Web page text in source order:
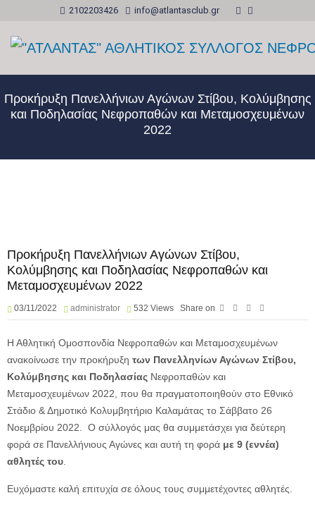
2102203426 info@atlantasclub.gr
Προκήρυξη Πανελλήνιων Αγώνων Στίβου, Κολύμβησης
και Ποδηλασίας Νεφροπαθών και Μεταμοσχευμένων
2022
Προκήρυξη Πανελλήνιων Αγώνων Στίβου,
Κολύμβησης και Ποδηλασίας Νεφροπαθών και
Μεταμοσχευμένων 2022
03/11/2022 administrator 532 Views Share on
Η Αθλητική Ομοσπονδία Νεφροπαθών και Μεταμοσχευμένων
ανακοίνωσε την προκήρυξη των Πανελληνίων Αγώνων Στίβου,
Κολύμβησης και Ποδηλασίας Νεφροπαθών και
Μεταμοσχευμένων 2022, που θα πραγματοποιηθούν στο Εθνικό
Στάδιο & Δημοτικό Κολυμβητήριο Καλαμάτας το Σάββατο 26
Νοεμβρίου 2022. Ο σύλλογός μας θα συμμετάσχει για δεύτερη
φορά σε Πανελλήνιους Αγώνες και αυτή τη φορά με 9 (εννέα)
αθλητές του.
Ευχόμαστε καλή επιτυχία σε όλους τους συμμετέχοντες αθλητές.